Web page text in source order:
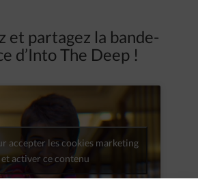
et partagez la bande-
d’Into The Deep !
accepter les cookies marketing
et activer ce contenu